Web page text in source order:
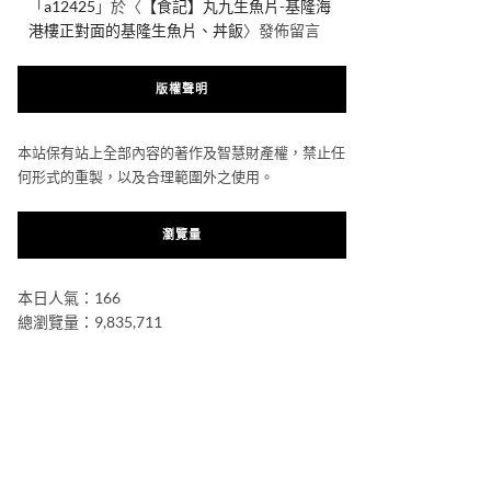
「a12425 」於〈 【食記】丸九生魚片-基隆海
港樓正對面的基隆生魚片、丼飯〉發佈留言
版權聲明
本站保有站上全部內容的著作及智慧財產權，禁止任
何形式的重製，以及合理範圍外之使用。
瀏覽量
本日人氣：166
總瀏覽量：9,835,711